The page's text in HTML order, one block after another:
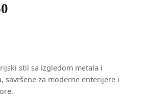
stil sa izgledom metala i
savršene za moderne enterijere i